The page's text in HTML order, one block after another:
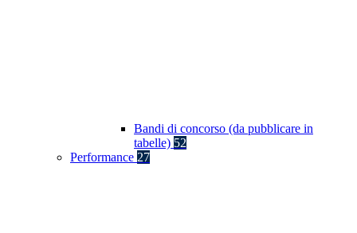
Bandi di concorso (da pubblicare in
tabelle) 52
Performance 27